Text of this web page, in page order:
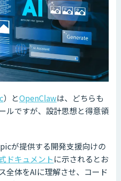
）とOpenClawは、どちらも
ルですが、設計思想と得意領
が提供する開発支援向けの
ドキュメントに示されるとお
全体をAIに理解させ、コード